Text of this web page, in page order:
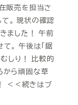
販売を担当さ
。 現状の確認
ました！ 午前
。 午後は「鋸
むしり！ 比較的
から頑固な草
＜＜続きはブ